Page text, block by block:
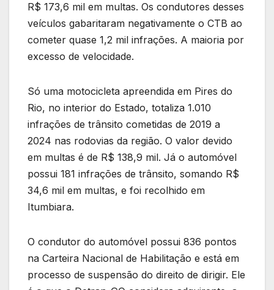
R$ 173,6 mil em multas. Os condutores desses
veículos gabaritaram negativamente o CTB ao
cometer quase 1,2 mil infrações. A maioria por
excesso de velocidade.
Só uma motocicleta apreendida em Pires do
Rio, no interior do Estado, totaliza 1.010
infrações de trânsito cometidas de 2019 a
2024 nas rodovias da região. O valor devido
em multas é de R$ 138,9 mil. Já o automóvel
possui 181 infrações de trânsito, somando R$
34,6 mil em multas, e foi recolhido em
Itumbiara.
O condutor do automóvel possui 836 pontos
na Carteira Nacional de Habilitação e está em
processo de suspensão do direito de dirigir. Ele